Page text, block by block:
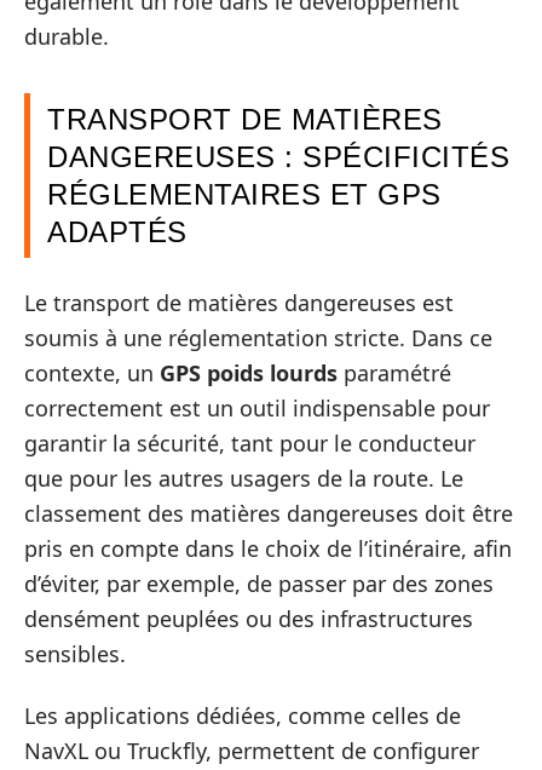
durable.
TRANSPORT DE MATIÈRES
DANGEREUSES : SPÉCIFICITÉS
RÉGLEMENTAIRES ET GPS
ADAPTÉS
Le transport de matières dangereuses est
soumis à une réglementation stricte. Dans ce
contexte, un GPS poids lourds paramétré
correctement est un outil indispensable pour
garantir la sécurité, tant pour le conducteur
que pour les autres usagers de la route. Le
classement des matières dangereuses doit être
pris en compte dans le choix de l’itinéraire, afin
d’éviter, par exemple, de passer par des zones
densément peuplées ou des infrastructures
sensibles.
Les applications dédiées, comme celles de
NavXL ou Truckfly, permettent de configurer